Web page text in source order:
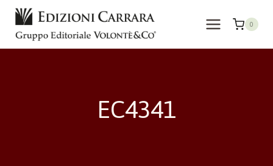
Salta
contenuto
0
EC4341